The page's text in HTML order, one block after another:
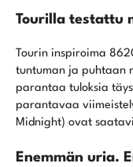
Tourilla testattu
Tourin inspiroima
tuntuman ja puhtaan
parantaa tuloksia
parantavaa
Midnight) ovat
Enemmän uria.